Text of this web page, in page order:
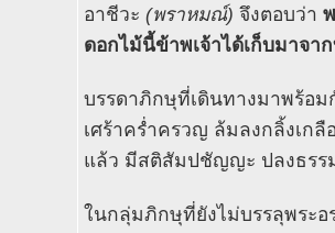
อาชีวะ (พราหมณ์) จึงตอบว่า
ดอกไม้นี้ข้าพเจ้าได้เก็บมาจ
บรรดาภิกษุที่เดินทางมาพร้อม
เศร้าคร่ำครวญ ล้มลงกลิ้งเก
แล้ว มีสติสัมปชัญญะ ปลงธรร
ในกลุ่มภิกษุที่ยังไม่บรรลุพระ